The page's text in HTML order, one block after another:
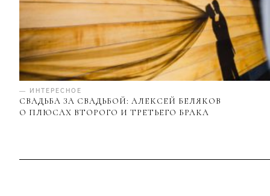
— ИНТЕРЕСНОЕ
СВАДЬБА ЗА СВАДЬБОЙ: АЛЕКСЕЙ БЕЛЯКОВ
О ПЛЮСАХ ВТОРОГО И ТРЕТЬЕГО БРАКА